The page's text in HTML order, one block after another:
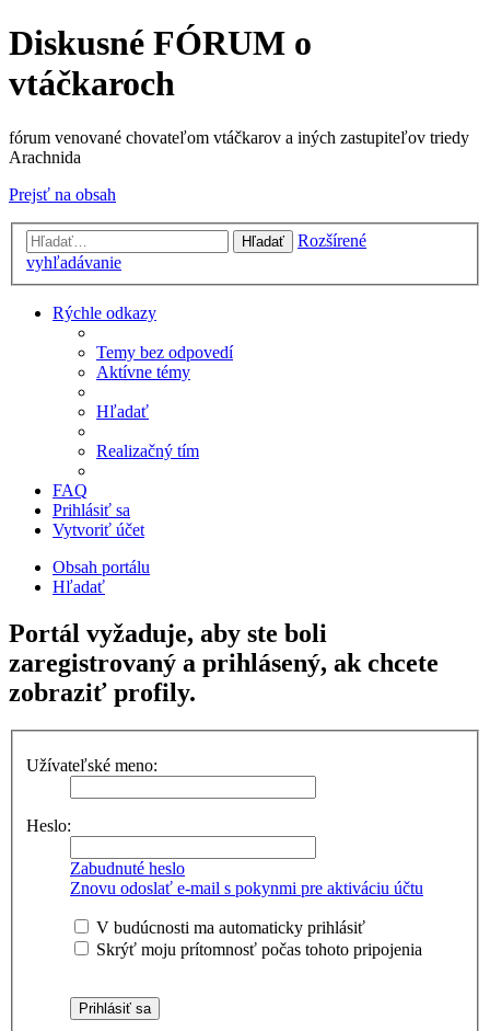
Diskusné FÓRUM o
vtáčkaroch
fórum venované chovateľom vtáčkarov a iných zastupiteľov triedy
Arachnida
Prejsť na obsah
Hľadať
Rozšírené
vyhľadávanie
Rýchle odkazy
Temy bez odpovedí
Aktívne témy
Hľadať
Realizačný tím
FAQ
Prihlásiť sa
Vytvoriť účet
Obsah portálu
Hľadať
Portál vyžaduje, aby ste boli
zaregistrovaný a prihlásený, ak chcete
zobraziť profily.
Užívateľské meno:
Heslo:
Zabudnuté heslo
Znovu odoslať e-mail s pokynmi pre aktiváciu účtu
V budúcnosti ma automaticky prihlásiť
Skrýť moju prítomnosť počas tohoto pripojenia